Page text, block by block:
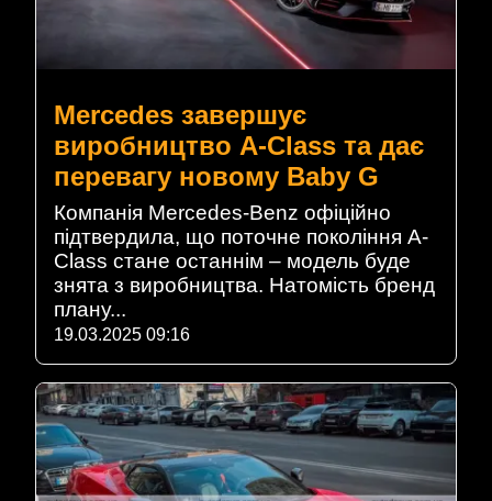
Mercedes завершує
виробництво A-Class та дає
перевагу новому Baby G
Компанія Mercedes-Benz офіційно
підтвердила, що поточне покоління A-
Class стане останнім – модель буде
знята з виробництва. Натомість бренд
плану...
19.03.2025 09:16